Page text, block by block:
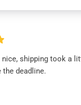
shipping took a
the deadline.